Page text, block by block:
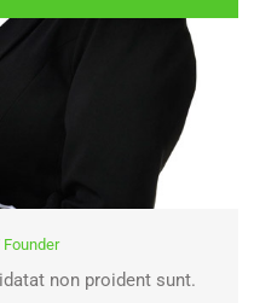
non proident sunt.